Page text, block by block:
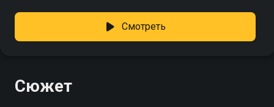
Смотреть
Сюжет